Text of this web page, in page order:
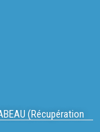
(Récupération